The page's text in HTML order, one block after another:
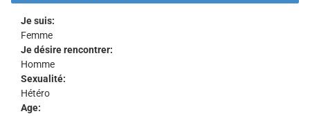
Je suis:
Femme
Je désire rencontrer:
Homme
Sexualité:
Hétéro
Age: